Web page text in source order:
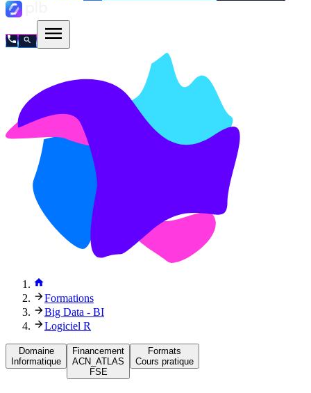
Formations
Big Data - BI
Logiciel R
Domaine
Informatique
Financement
ACN_ATLAS
FSE
Formats
Cours pratique